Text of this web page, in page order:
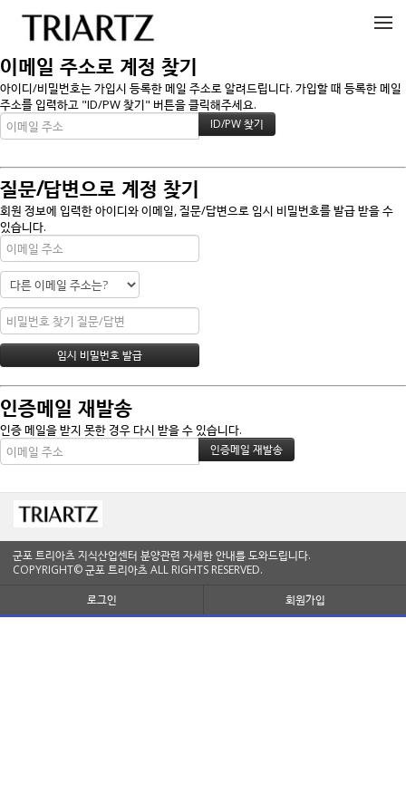
이메일 주소로 계정 찾기
아이디/비밀번호는 가입시 등록한 메일 주소로 알려드립니다. 가입할 때 등록한 메일
주소를 입력하고 "ID/PW 찾기" 버튼을 클릭해주세요.
질문/답변으로 계정 찾기
회원 정보에 입력한 아이디와 이메일, 질문/답변으로 임시 비밀번호를 발급 받을 수
있습니다.
인증메일 재발송
인증 메일을 받지 못한 경우 다시 받을 수 있습니다.
군포 트리아츠 지식산업센터 분양관련 자세한 안내를 도와드립니다.
COPYRIGHT© 군포 트리아츠 ALL RIGHTS RESERVED.
로그인
회원가입